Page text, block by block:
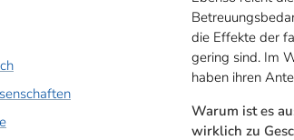
die Effekte der
gering sind. Im
haben ihren
Warum ist es
wirklich zu